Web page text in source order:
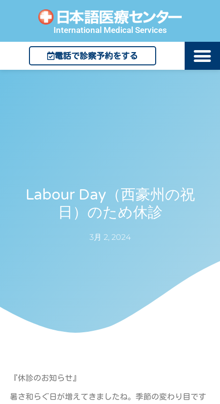
International Medical Services
電話で診察予約をする
Labour Day（西豪州の祝
日）のため休診
3月 2, 2024
『休診のお知らせ』
暑さ和らぐ日が増えてきましたね。季節の変わり目です